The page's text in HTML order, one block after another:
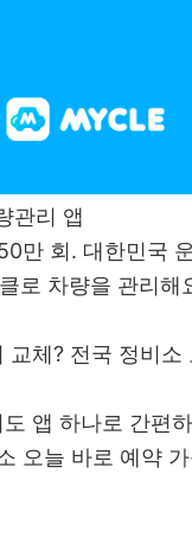
관리 앱
만 회. 대한민국
로 차량을 관리해
교체? 전국 정비소
앱 하나로 간편
오늘 바로 예약